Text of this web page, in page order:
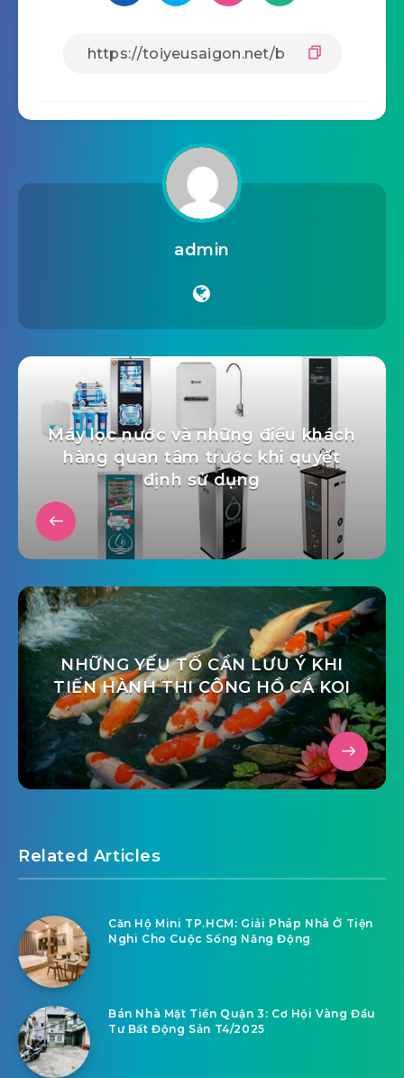
admin
Máy lọc nước và những điều khách
hàng quan tâm trước khi quyết
định sử dụng
NHỮNG YẾU TỐ CẦN LƯU Ý KHI
TIẾN HÀNH THI CÔNG HỒ CÁ KOI
Related Articles
Căn Hộ Mini TP.HCM: Giải Pháp Nhà Ở Tiện
Nghi Cho Cuộc Sống Năng Động
Bán Nhà Mặt Tiền Quận 3: Cơ Hội Vàng Đầu
Tư Bất Động Sản T4/2025